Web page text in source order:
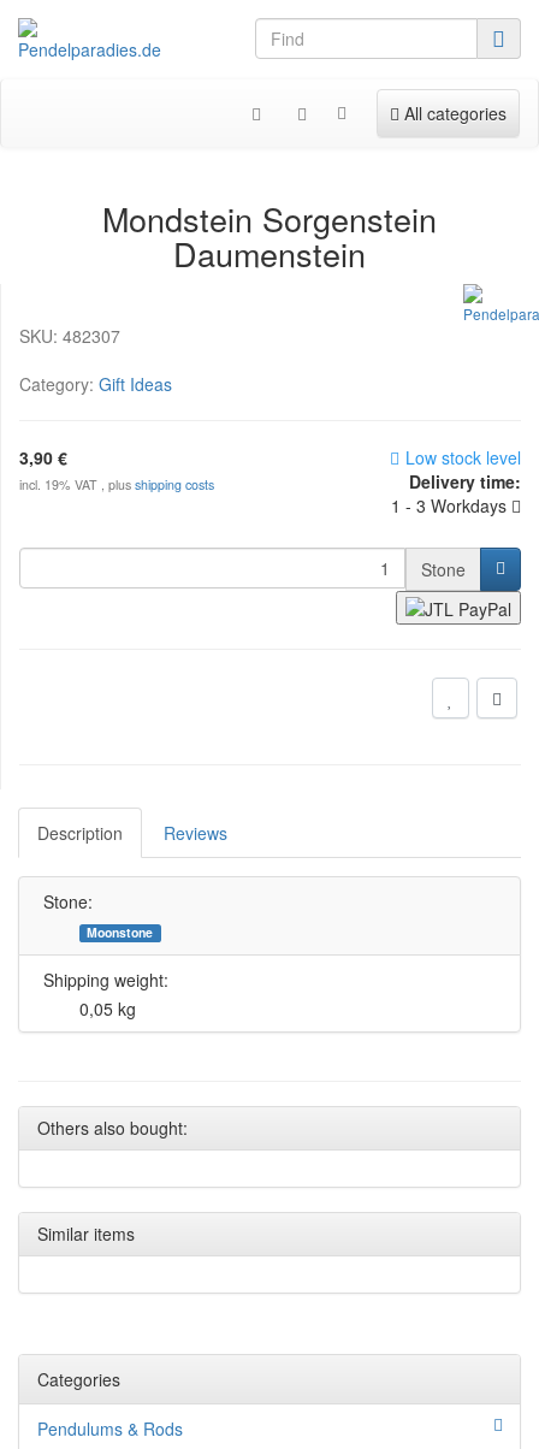
Toggle navigation
All categories
Mondstein Sorgenstein
Daumenstein
SKU: 482307
Category: Gift Ideas
3,90 €
incl. 19% VAT , plus shipping costs
Low stock level
Delivery time:
1 - 3 Workdays
Stone
Description Reviews
Stone:
Moonstone
Shipping weight:
0,05 kg
Others also bought:
Similar items
Categories
Pendulums & Rods